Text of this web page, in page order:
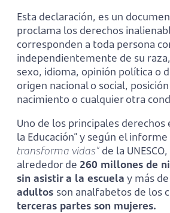
Esta declaración, es un
proclama los derechos
corresponden a toda persona
independientemente de su
sexo, idioma, opinión política o
origen nacional o social,
nacimiento o cualquier otra
Uno de los principales derechos
la Educación” y según el informe
transforma vidas” de la
alrededor de 260 millones de
sin asistir a la escuela y más de
adultos son analfabetos de los
terceras partes son mujeres.